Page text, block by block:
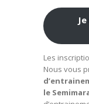
Les
Nous vous
le